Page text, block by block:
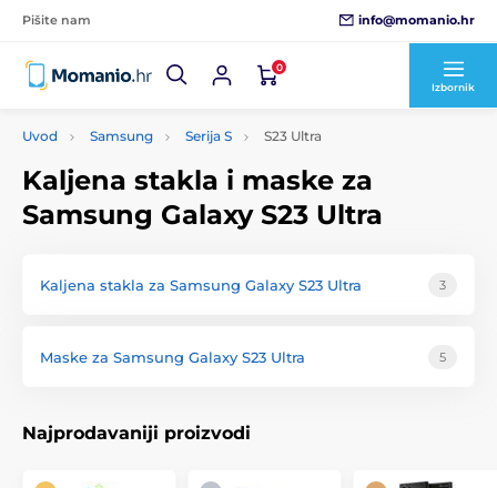
Pišite nam info@momanio.hr
0
Izbornik
Uvod Samsung Serija S S23 Ultra
Kaljena stakla i maske za
Samsung Galaxy S23 Ultra
Kaljena stakla za Samsung Galaxy S23 Ultra 3
Maske za Samsung Galaxy S23 Ultra 5
Najprodavaniji proizvodi